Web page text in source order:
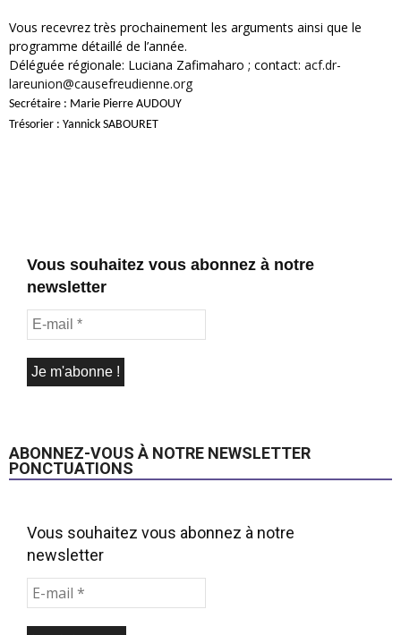
Vous recevrez très prochainement les arguments ainsi que le
programme détaillé de l’année.
Déléguée régionale: Luciana Zafimaharo ; contact: acf.dr-
lareunion@causefreudienne.org
Secrétaire : Marie Pierre AUDOUY
Trésorier : Yannick SABOURET
Vous souhaitez vous abonnez à notre
newsletter
ABONNEZ-VOUS À NOTRE NEWSLETTER
PONCTUATIONS
Vous souhaitez vous abonnez à notre
newsletter